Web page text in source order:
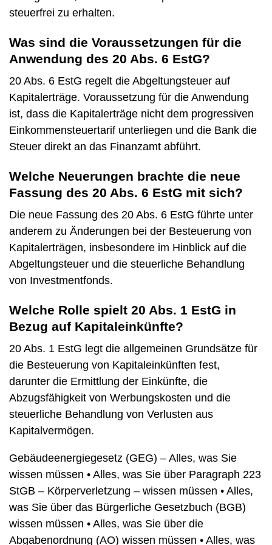
steuerfrei zu erhalten.
Was sind die Voraussetzungen für die
Anwendung des 20 Abs. 6 EstG?
20 Abs. 6 EstG regelt die Abgeltungsteuer auf
Kapitalerträge. Voraussetzung für die Anwendung
ist, dass die Kapitalerträge nicht dem progressiven
Einkommensteuertarif unterliegen und die Bank die
Steuer direkt an das Finanzamt abführt.
Welche Neuerungen brachte die neue
Fassung des 20 Abs. 6 EstG mit sich?
Die neue Fassung des 20 Abs. 6 EstG führte unter
anderem zu Änderungen bei der Besteuerung von
Kapitalerträgen, insbesondere im Hinblick auf die
Abgeltungsteuer und die steuerliche Behandlung
von Investmentfonds.
Welche Rolle spielt 20 Abs. 1 EstG in
Bezug auf Kapitaleinkünfte?
20 Abs. 1 EstG legt die allgemeinen Grundsätze für
die Besteuerung von Kapitaleinkünften fest,
darunter die Ermittlung der Einkünfte, die
Abzugsfähigkeit von Werbungskosten und die
steuerliche Behandlung von Verlusten aus
Kapitalvermögen.
Gebäudeenergiegesetz (GEG) – Alles, was Sie
wissen müssen • Alles, was Sie über Paragraph 223
StGB – Körperverletzung – wissen müssen • Alles,
was Sie über das Bürgerliche Gesetzbuch (BGB)
wissen müssen • Alles, was Sie über die
Abgabenordnung (AO) wissen müssen • Alles, was